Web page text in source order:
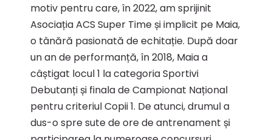
motiv pentru care, în 2022, am sprijinit
Asociația ACS Super Time și implicit pe Maia,
o tânără pasionată de echitație. După doar
un an de performanță, în 2018, Maia a
câștigat locul 1 la categoria Sportivi
Debutanți și finala de Campionat Național
pentru criteriul Copii 1. De atunci, drumul a
dus-o spre sute de ore de antrenament și